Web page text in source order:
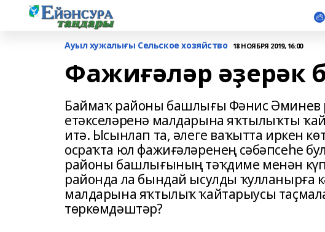
Ауыл хужалығы Сельское хозяйство 18 НОЯБРЯ 2019, 16:00
Фажиғәләр әҙерәк
Баймаҡ районы башлығы Фәнис
етәкселәренә малдарына яҡтылыҡты
итә. Ысынлап та, әлеге ваҡытта иркен
осраҡта юл фажиғәләренең сәбәпсеһе
районы башлығының тәҡдиме менән
районда ла бындай ысулды ҡулланырға
малдарына яҡтылыҡ ҡайтарыусы
төркөмдәштәр?